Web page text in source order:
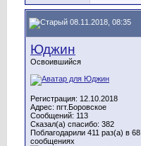
08.11.2018, 08:35
Юджин
Освоившийся
Регистрация: 12.10.2018
Адрес: пгт.Боровское
Сообщений: 113
Сказал(а) спасибо: 382
Поблагодарили 411 раз(а) в 68
сообщениях